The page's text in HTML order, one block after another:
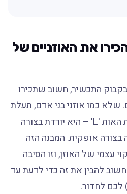
את האוזניים של
התכשיר, חשוב שתכירו
כמו אוזני בני אדם, תעלת
האוזן של הכלב היא בצורת האות 'L' – היא יורדת בצורה
אופקית. המבנה הזה
עצמי של האוזן, וזו הסיבה
להבין את זה כדי לדעת עד
לחדור.